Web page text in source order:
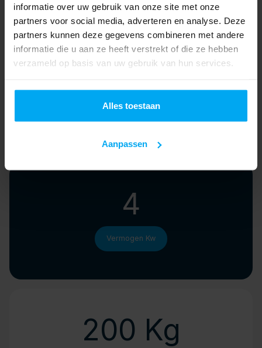
informatie over uw gebruik van onze site met onze
partners voor social media, adverteren en analyse. Deze
partners kunnen deze gegevens combineren met andere
informatie die u aan ze heeft verstrekt of die ze hebben
verzameld op basis van uw gebruik van hun services.
Alles toestaan
Aanpassen
10 bar
4
Vermogen Kw
200 Kg